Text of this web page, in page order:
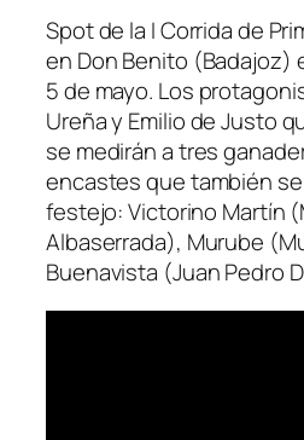
Spot de la I Corrida de
en Don Benito (Badajoz)
5 de mayo. Los
Ureña y Emilio de Justo
se medirán a tres
encastes que también
festejo: Victorino Martín
Albaserrada), Murube
Buenavista (Juan Pedro